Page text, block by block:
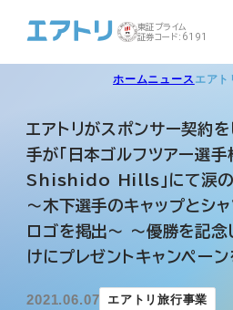
東証プライム
証券コード:6191
ホームニュース エア
エアトリがスポンサー契約
手が「日本ゴルフツアー選
Shishido Hills」にて涙の
～木下選手のキャップとシ
ロゴを掲出～ ～優勝を記念
けにプレゼントキャンペー
2021.06.07 エアトリ旅行事業